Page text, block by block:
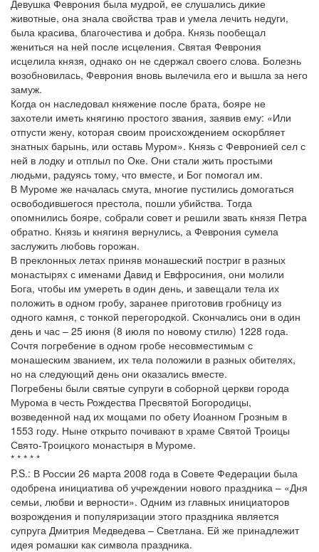
Девушка Феврония была мудрой, ее слушались дикие
животные, она знала свойства трав и умела лечить недуги,
была красива, благочестива и добра. Князь пообещал
жениться на ней после исцеления. Святая Феврония
исцелила князя, однако он не сдержал своего слова. Болезнь
возобновилась, Феврония вновь вылечила его и вышла за него
замуж.
Когда он наследовал княжение после брата, бояре не
захотели иметь княгиню простого звания, заявив ему: «Или
отпусти жену, которая своим происхождением оскорбляет
знатных барынь, или оставь Муром». Князь с Февронией сел с
ней в лодку и отплыл по Оке. Они стали жить простыми
людьми, радуясь тому, что вместе, и Бог помогал им.
В Муроме же началась смута, многие пустились домогаться
освободившегося престола, пошли убийства. Тогда
опомнились бояре, собрали совет и решили звать князя Петра
обратно. Князь и княгиня вернулись, а Феврония сумела
заслужить любовь горожан.
В преклонных летах приняв монашеский постриг в разных
монастырях с именами Давид и Евфросиния, они молили
Бога, чтобы им умереть в один день, и завещали тела их
положить в одном гробу, заранее приготовив гробницу из
одного камня, с тонкой перегородкой. Скончались они в один
день и час – 25 июня (8 июля по новому стилю) 1228 года.
Сочтя погребение в одном гробе несовместимым с
монашеским званием, их тела положили в разных обителях,
но на следующий день они оказались вместе.
Погребены были святые супруги в соборной церкви города
Мурома в честь Рождества Пресвятой Богородицы,
возведенной над их мощами по обету Иоанном Грозным в
1553 году. Ныне открыто почивают в храме Святой Троицы
Свято-Троицкого монастыря в Муроме.
* * * * *
P.S.: В России 26 марта 2008 года в Совете Федерации была
одобрена инициатива об учреждении нового праздника – «Дня
семьи, любви и верности». Одним из главных инициаторов
возрождения и популяризации этого праздника является
супруга Дмитрия Медведева – Светлана. Ей же принадлежит
идея ромашки как символа праздника.